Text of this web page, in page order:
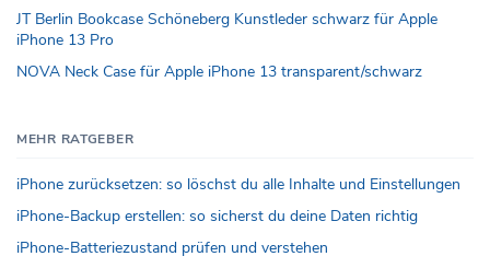
JT Berlin Bookcase Schöneberg Kunstleder schwarz für Apple
iPhone 13 Pro
NOVA Neck Case für Apple iPhone 13 transparent/schwarz
MEHR RATGEBER
iPhone zurücksetzen: so löschst du alle Inhalte und Einstellungen
iPhone-Backup erstellen: so sicherst du deine Daten richtig
iPhone-Batteriezustand prüfen und verstehen